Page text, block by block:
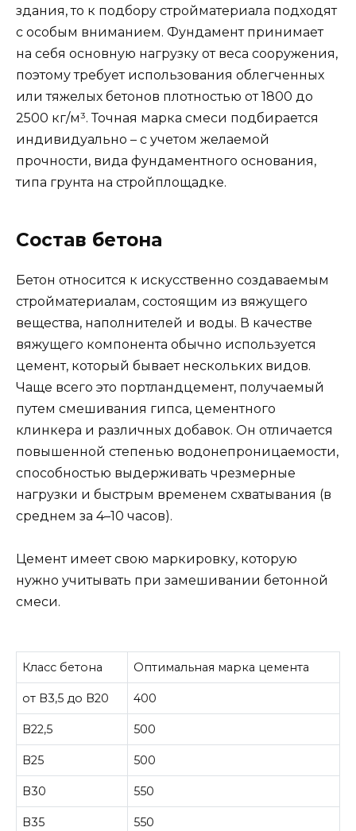
здания, то к подбору стройматериала подходят
с особым вниманием. Фундамент принимает
на себя основную нагрузку от веса сооружения,
поэтому требует использования облегченных
или тяжелых бетонов плотностью от 1800 до
2500 кг/м³. Точная марка смеси подбирается
индивидуально – с учетом желаемой
прочности, вида фундаментного основания,
типа грунта на стройплощадке.
Состав бетона
Бетон относится к искусственно создаваемым
стройматериалам, состоящим из вяжущего
вещества, наполнителей и воды. В качестве
вяжущего компонента обычно используется
цемент, который бывает нескольких видов.
Чаще всего это портландцемент, получаемый
путем смешивания гипса, цементного
клинкера и различных добавок. Он отличается
повышенной степенью водонепроницаемости,
способностью выдерживать чрезмерные
нагрузки и быстрым временем схватывания (в
среднем за 4–10 часов).
Цемент имеет свою маркировку, которую
нужно учитывать при замешивании бетонной
смеси.
Класс бетона Оптимальная марка цемента
от В3,5 до В20 400
В22,5 500
В25 500
В30 550
В35 550